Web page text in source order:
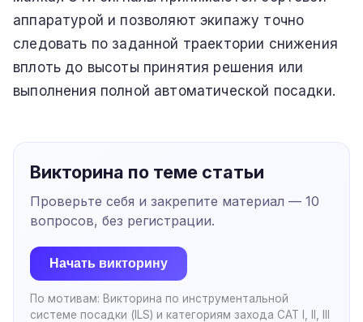
аппаратурой и позволяют экипажу точно
следовать по заданной траектории снижения
вплоть до высоты принятия решения или
выполнения полной автоматической посадки.
Викторина по теме статьи
Проверьте себя и закрепите материал — 10
вопросов, без регистрации.
Начать викторину
По мотивам: Викторина по инструментальной
системе посадки (ILS) и категориям захода CAT I, II, III